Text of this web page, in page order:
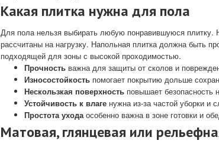
Какая плитка нужна для пола
Для пола нельзя выбирать любую понравившуюся плитку.
рассчитаны на нагрузку. Напольная плитка должна быть
подходящей для зоны с высокой проходимостью.
Прочность важна для защиты от сколов и
Износостойкость помогает покрытию дольше
Нескользкая поверхность повышает безопасность
Устойчивость к влаге нужна из-за частой уборки и
Простота уходаособенно важна в зоне готовки и
Матовая, глянцевая или